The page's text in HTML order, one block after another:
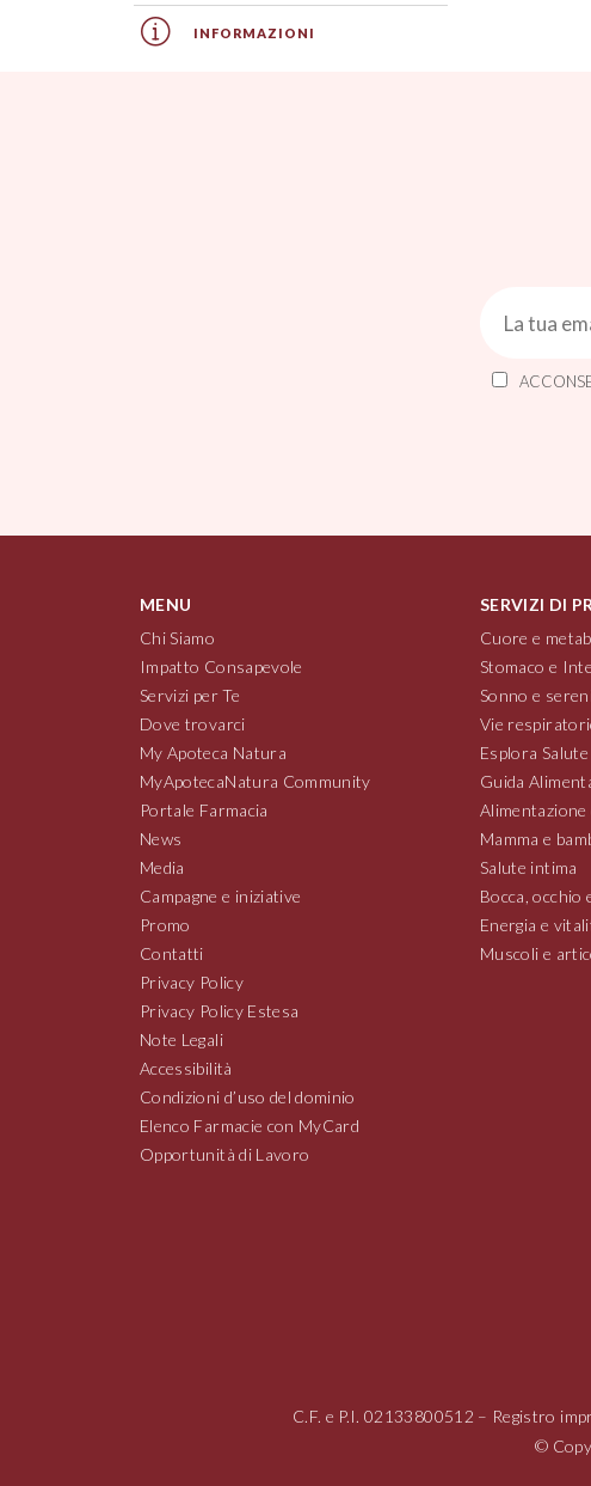
INFORMAZIONI
MENU
Chi Siamo
Impatto Consapevole
Servizi per Te
Dove trovarci
My Apoteca Natura
MyApotecaNatura Community
Portale Farmacia
News
Media
Campagne e iniziative
Promo
Contatti
Privacy Policy
Privacy Policy Estesa
Note Legali
Accessibilità
Condizioni d’uso del dominio
Elenco Farmacie con MyCard
Opportunità di Lavoro
SERVIZI DI
Cuore e
Stomaco e
Sonno e
Vie
Esplora Salute
Guida
Mamma e
Salute intima
Bocca, occhio
Energia e
Muscoli e
C.F. e P.I.02133800512 – Registro
©